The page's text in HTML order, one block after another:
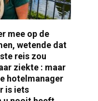
mee op de
wetende dat
reis zou
ziekte : maar
hotelmanager
is iets